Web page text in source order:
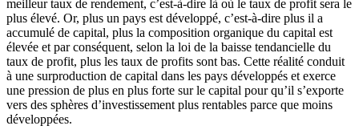
meilleur taux de rendement, c’est-à-dire là où le taux de profit sera le
plus élevé. Or, plus un pays est développé, c’est-à-dire plus il a
accumulé de capital, plus la composition organique du capital est
élevée et par conséquent, selon la loi de la baisse tendancielle du
taux de profit, plus les taux de profits sont bas. Cette réalité conduit
à une surproduction de capital dans les pays développés et exerce
une pression de plus en plus forte sur le capital pour qu’il s’exporte
vers des sphères d’investissement plus rentables parce que moins
développées.